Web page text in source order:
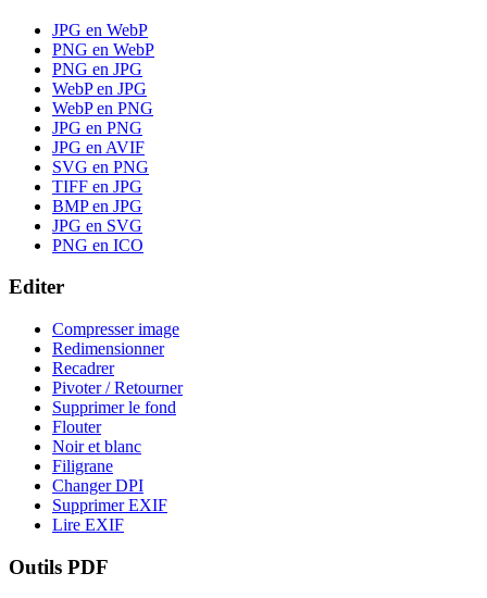
JPG en WebP
PNG en WebP
PNG en JPG
WebP en JPG
WebP en PNG
JPG en PNG
JPG en AVIF
SVG en PNG
TIFF en JPG
BMP en JPG
JPG en SVG
PNG en ICO
Editer
Compresser image
Redimensionner
Recadrer
Pivoter / Retourner
Supprimer le fond
Flouter
Noir et blanc
Filigrane
Changer DPI
Supprimer EXIF
Lire EXIF
Outils PDF